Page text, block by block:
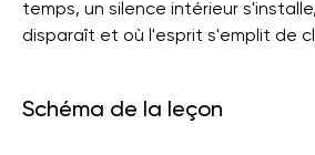
temps, un silence intérieur
disparaît et où l'esprit s'emplit de
Schéma de la leçon